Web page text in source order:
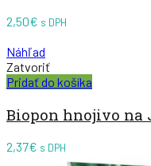
2,50€ s DPH
Náhľad
Zatvoriť
Pridať do košíka
Biopon hnojivo na
2,37€ s DPH